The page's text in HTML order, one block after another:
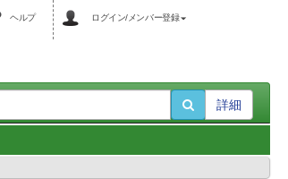
ヘルプ ログイン/メンバー登録
詳細